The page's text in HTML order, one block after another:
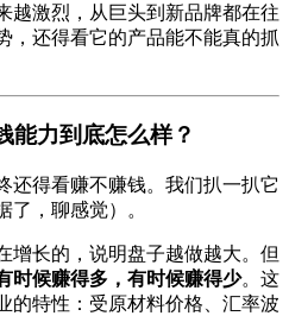
越激烈，从巨头到新品牌都在往
，还得看它的产品能不能真的抓
能力到底怎么样？
还得看赚不赚钱。我们扒一扒它
了，聊感觉）。
增长的，说明盘子越做越大。但
时候赚得多，有时候赚得少。这
的特性：受原材料价格、汇率波